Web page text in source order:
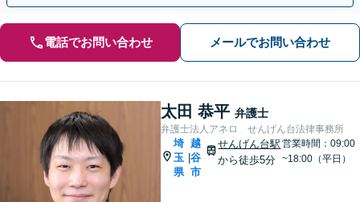
電話でお問い合わせ メールでお問い合わせ
太田 恭平 弁護士
弁護士法人アネロ せんげん台法律事務所
埼
玉
県
|
越
谷
市
せんげん台駅
から徒歩5分
営業時間：09:00
~18:00（平日）